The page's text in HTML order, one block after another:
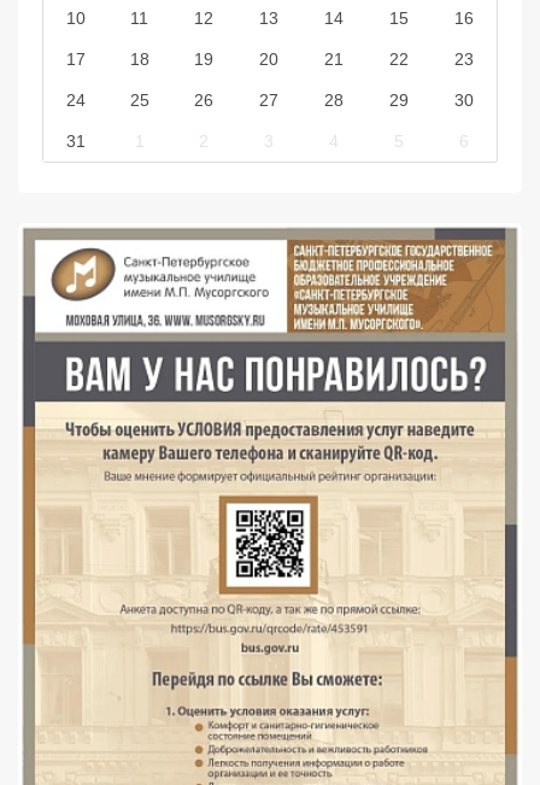
10 11 12 13 14 15 16
17 18 19 20 21 22 23
24 25 26 27 28 29 30
31 1 2 3 4 5 6